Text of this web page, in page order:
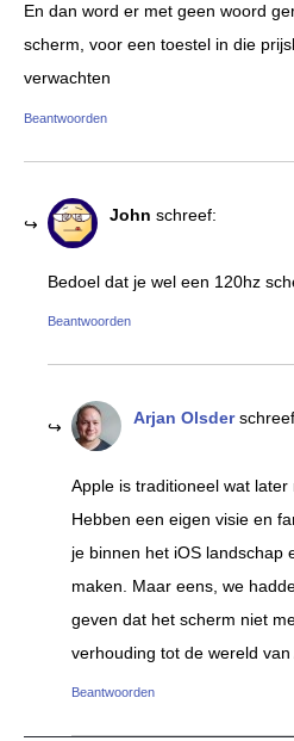
En dan word er met geen woord
scherm, voor een toestel in die
verwachten
Beantwoorden
John schreef:
Bedoel dat je wel een 120hz
Beantwoorden
Arjan Olsder
Apple is traditioneel wat later
Hebben een eigen visie en
je binnen het iOS landschap
maken. Maar eens, we
geven dat het scherm niet
verhouding tot de wereld van
Beantwoorden